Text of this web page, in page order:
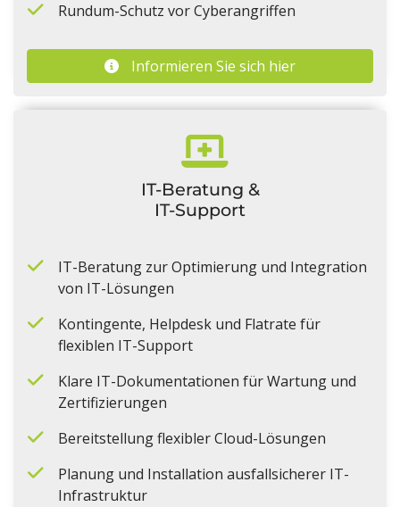
Rundum-Schutz vor Cyberangriffen
Informieren Sie sich hier
IT-Beratung &
IT-Support
IT-Beratung zur Optimierung und Integration
von IT-Lösungen
Kontingente, Helpdesk und Flatrate für
flexiblen IT-Support
Klare IT-Dokumentationen für Wartung und
Zertifizierungen
Bereitstellung flexibler Cloud-Lösungen
Planung und Installation ausfallsicherer IT-
Infrastruktur